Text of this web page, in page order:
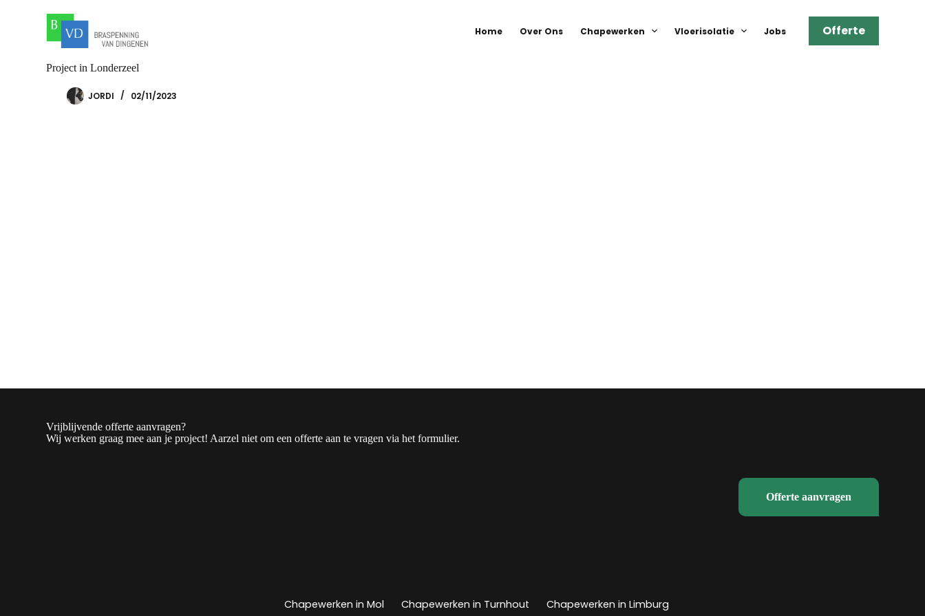
Home Over Ons Chapewerken Vloerisolatie Jobs Offerte
Project in Londerzeel
JORDI 02/11/2023
Vrijblijvende offerte aanvragen?
Wij werken graag mee aan je project! Aarzel niet om een offerte aan te vragen via het formulier.
Offerte aanvragen
Chapewerken in Mol Chapewerken in Turnhout Chapewerken in Limburg